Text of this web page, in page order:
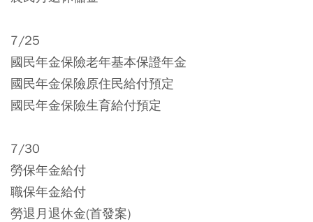
7/25
國民年金保險老年基本保證年金
國民年金保險原住民給付預定
國民年金保險生育給付預定
7/30
勞保年金給付
職保年金給付
勞退月退休金(首發案)